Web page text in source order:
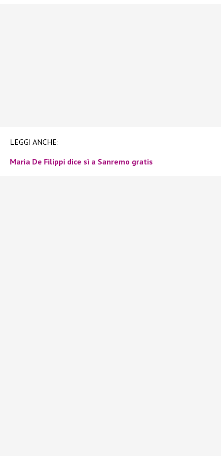
LEGGI ANCHE:
Maria De Filippi dice sì a Sanremo gratis